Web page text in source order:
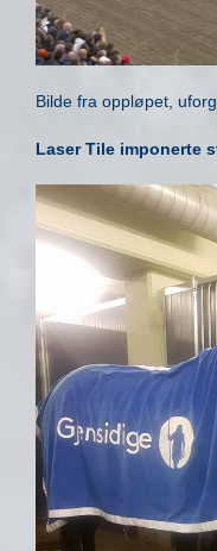
Bilde fra oppløpet,
Laser Tile imponerte